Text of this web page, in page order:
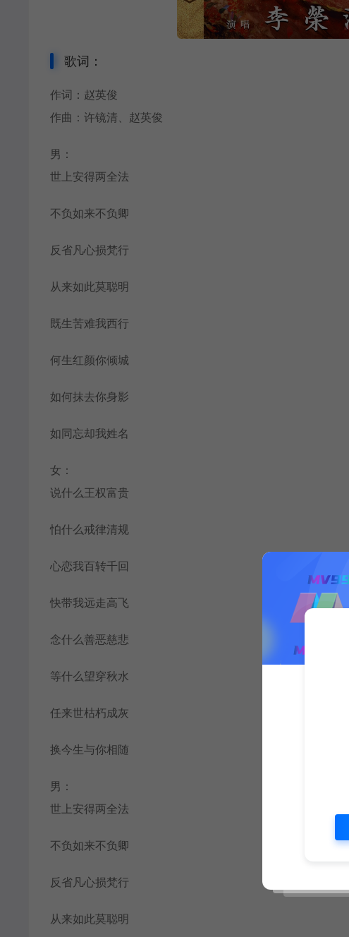
歌词：
作词：赵英俊
作曲：许镜清、赵英俊
男：
世上安得两全法
不负如来不负卿
反省凡心损梵行
从来如此莫聪明
既生苦难我西行
何生红颜你倾城
如何抹去你身影
如同忘却我姓名
女：
说什么王权富贵
怕什么戒律清规
心恋我百转千回
快带我远走高飞
念什么善恶慈悲
等什么望穿秋水
任来世枯朽成灰
换今生与你相随
男：
世上安得两全法
不负如来不负卿
反省凡心损梵行
从来如此莫聪明